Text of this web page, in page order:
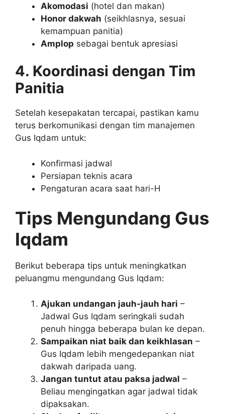
Akomodasi (hotel dan makan)
Honor dakwah (seikhlasnya, sesuai
kemampuan panitia)
Amplop sebagai bentuk apresiasi
4. Koordinasi dengan Tim
Panitia
Setelah kesepakatan tercapai, pastikan kamu
terus berkomunikasi dengan tim manajemen
Gus Iqdam untuk:
Konfirmasi jadwal
Persiapan teknis acara
Pengaturan acara saat hari-H
Tips Mengundang Gus
Iqdam
Berikut beberapa tips untuk meningkatkan
peluangmu mengundang Gus Iqdam:
Ajukan undangan jauh-jauh hari –
Jadwal Gus Iqdam seringkali sudah
penuh hingga beberapa bulan ke depan.
Sampaikan niat baik dan keikhlasan –
Gus Iqdam lebih mengedepankan niat
dakwah daripada uang.
Jangan tuntut atau paksa jadwal –
Beliau mengingatkan agar jadwal tidak
dipaksakan.